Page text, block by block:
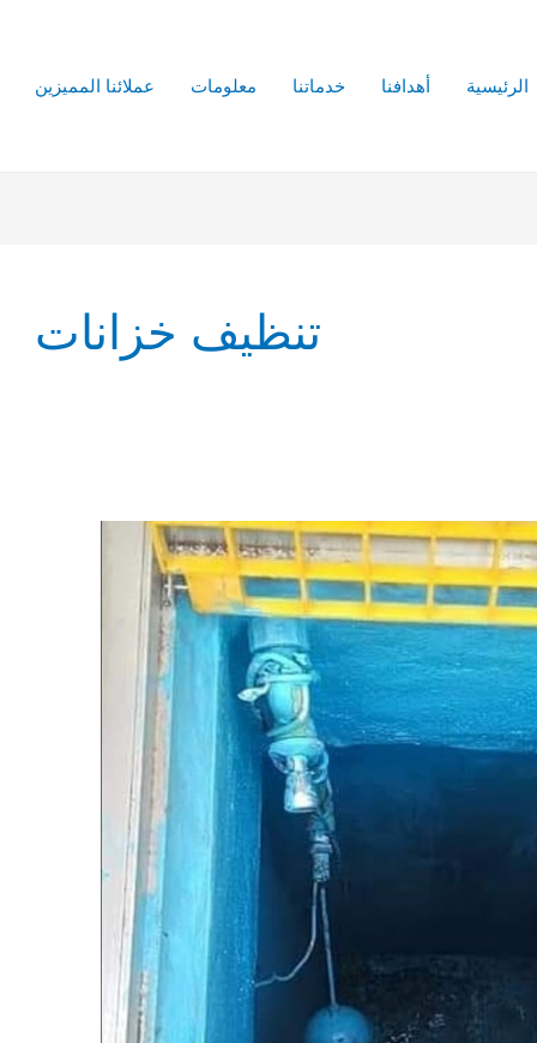
الرئيسية أهدافنا خدماتنا معلومات عملائنا المميزين
تنظيف خزانات